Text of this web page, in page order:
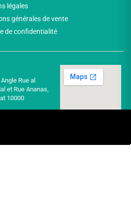
légales
générales de vente
de confidentialité
Rue al
et Rue Ananas,
10000